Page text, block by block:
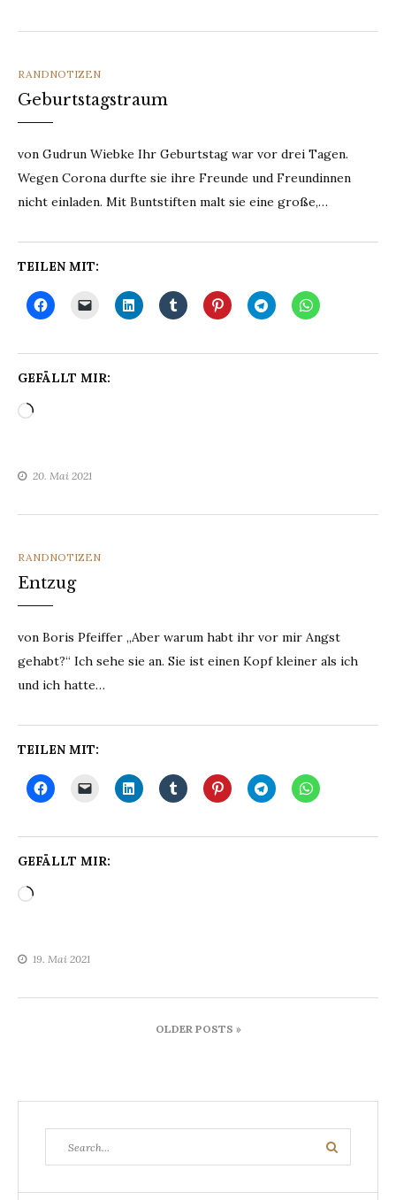
CATEGORIES
RANDNOTIZEN
Geburtstagstraum
von Gudrun Wiebke Ihr Geburtstag war vor drei Tagen.
Wegen Corona durfte sie ihre Freunde und Freundinnen
nicht einladen. Mit Buntstiften malt sie eine große,…
TEILEN MIT:
GEFÄLLT MIR:
Wird
20. Mai 2021
CATEGORIES
RANDNOTIZEN
Entzug
von Boris Pfeiffer „Aber warum habt ihr vor mir Angst
gehabt?“ Ich sehe sie an. Sie ist einen Kopf kleiner als ich
und ich hatte…
TEILEN MIT:
GEFÄLLT MIR:
Wird
19. Mai 2021
Beitragsnavigation
OLDER POSTS »
for:
Search